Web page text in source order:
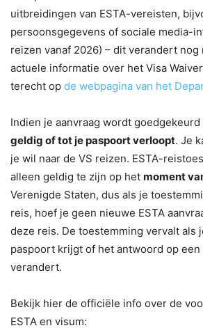
uitbreidingen van ESTA-vereisten,
persoonsgegevens of sociale media-
reizen vanaf 2026) – dit verandert nog
actuele informatie over het Visa
terecht op de webpagina van het
Indien je aanvraag wordt goedgekeurd
geldig of tot je paspoort verloopt. Je
je wil naar de VS reizen. ESTA-
alleen geldig te zijn op het moment
Verenigde Staten, dus als je
reis, hoef je geen nieuwe ESTA
deze reis. De toestemming vervalt als
paspoort krijgt of het antwoord op een
verandert.
Bekijk hier de officiële info over de
ESTA en visum: